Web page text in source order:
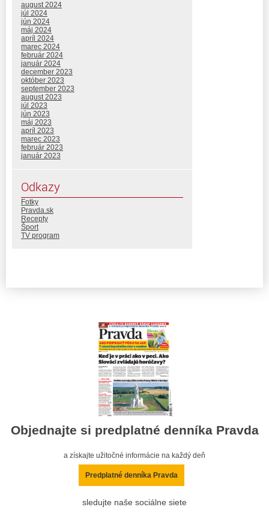
august 2024
júl 2024
jún 2024
máj 2024
apríl 2024
marec 2024
február 2024
január 2024
december 2023
október 2023
september 2023
august 2023
júl 2023
jún 2023
máj 2023
apríl 2023
marec 2023
február 2023
január 2023
Odkazy
Fotky
Pravda.sk
Recepty
Šport
TV program
Objednajte si predplatné denníka Pravda
a získajte užitočné informácie na každý deň
Predplatné denníka Pravda
sledujte naše sociálne siete